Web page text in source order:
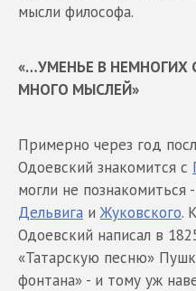
мысли философа.
«…УМЕНЬЕ В НЕМНОГИХ
МНОГО МЫСЛЕЙ»
Примерно через год
Одоевский знакомится с
могли не
Дельвига и Жуковского.
Одоевский написал в
«Татарскую песню»
фонтана» - и тому уж